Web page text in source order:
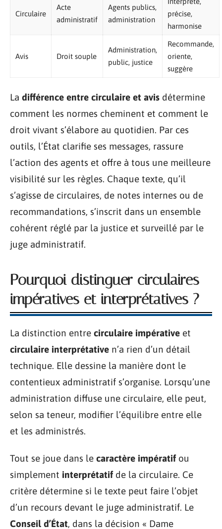
Circulaire
Acte
administratif
Agents publics,
administration
précise,
harmonise
Avis Droit souple
Administration,
public, justice
Recommande,
oriente,
suggère
La différence entre circulaire et avis détermine
comment les normes cheminent et comment le
droit vivant s’élabore au quotidien. Par ces
outils, l’État clarifie ses messages, rassure
l’action des agents et offre à tous une meilleure
visibilité sur les règles. Chaque texte, qu’il
s’agisse de circulaires, de notes internes ou de
recommandations, s’inscrit dans un ensemble
cohérent réglé par la justice et surveillé par le
juge administratif.
Pourquoi distinguer circulaires
impératives et interprétatives ?
La distinction entre circulaire impérative et
circulaire interprétative n’a rien d’un détail
technique. Elle dessine la manière dont le
contentieux administratif s’organise. Lorsqu’une
administration diffuse une circulaire, elle peut,
selon sa teneur, modifier l’équilibre entre elle
et les administrés.
Tout se joue dans le caractère impératifou
simplement interprétatifde la circulaire. Ce
critère détermine si le texte peut faire l’objet
d’un recours devant le juge administratif. Le
Conseil d’État, dans la décision « Dame